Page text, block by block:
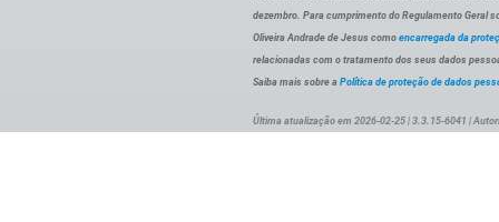
dezembro. Para cumprimento do Regulamento Geral
Oliveira Andrade de Jesus como encarregada da
relacionadas com o tratamento dos seus dados
Saiba mais sobre a Política de proteção de dados
Última atualização em 2026-02-25 | 3.3.15-6041 |